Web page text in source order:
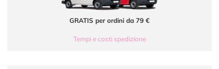
GRATIS per ordini da 79 €
Tempi e costi spedizione